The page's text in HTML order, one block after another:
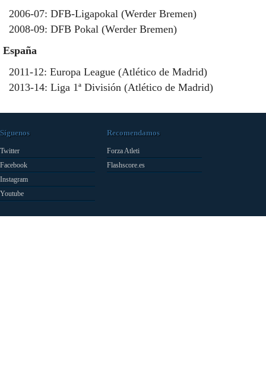
2006-07: DFB-Ligapokal (Werder Bremen)
2008-09: DFB Pokal (Werder Bremen)
España
2011-12: Europa League (Atlético de Madrid)
2013-14: Liga 1ª División (Atlético de Madrid)
Síguenos
Twitter
Facebook
Instagram
Youtube
Recomendamos
Forza Atleti
Flashscore.es